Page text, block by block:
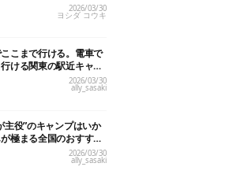
けまで】
2026/03/30
ヨシダ コウキ
こまで行ける。電車で
ける関東の駅近キャン
2026/03/30
ally_sasaki
主役”のキャンプはいか
極まる全国のおすすめ
10選！
2026/03/30
ally_sasaki